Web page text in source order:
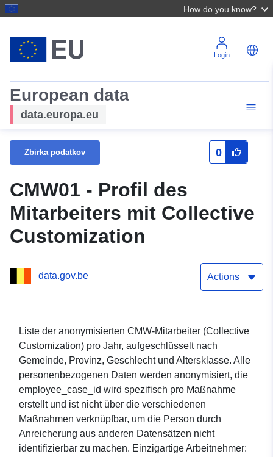
How do you know?
Login
European data
data.europa.eu
Zbirka podatkov 0
CMW01 - Profil des
Mitarbeiters mit Collective
Customization
data.gov.be Actions
Liste der anonymisierten CMW-Mitarbeiter (Collective
Customization) pro Jahr, aufgeschlüsselt nach
Gemeinde, Provinz, Geschlecht und Altersklasse. Alle
personenbezogenen Daten werden anonymisiert, die
employee_case_id wird spezifisch pro Maßnahme
erstellt und ist nicht über die verschiedenen
Maßnahmen verknüpfbar, um die Person durch
Anreicherung aus anderen Datensätzen nicht
identifizierbar zu machen. Einzigartige Arbeitnehmer: